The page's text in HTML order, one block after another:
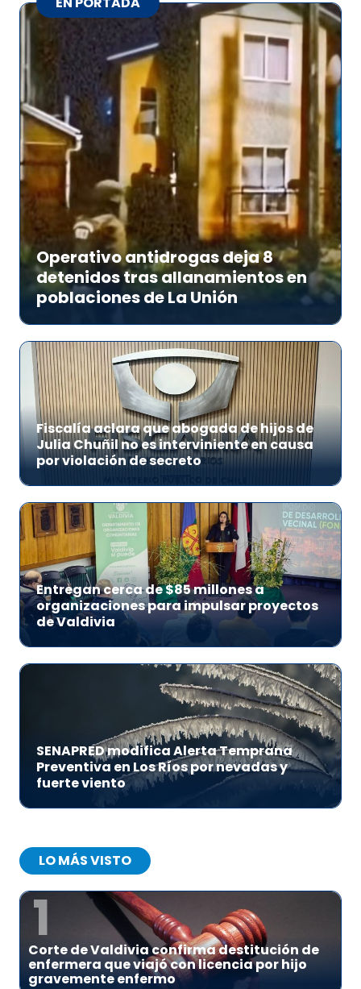
Operativo antidrogas deja 8
detenidos tras allanamientos en
poblaciones de La Unión
Fiscalía aclara que abogada de hijos de
Julia Chuñil no es interviniente en causa
por violación de secreto
Entregan cerca de $85 millones a
organizaciones para impulsar proyectos
de Valdivia
SENAPRED modifica Alerta Temprana
Preventiva en Los Ríos por nevadas y
fuerte viento
LO MÁS VISTO
1
Corte de Valdivia confirma destitución de
enfermera que viajó con licencia por hijo
gravemente enfermo